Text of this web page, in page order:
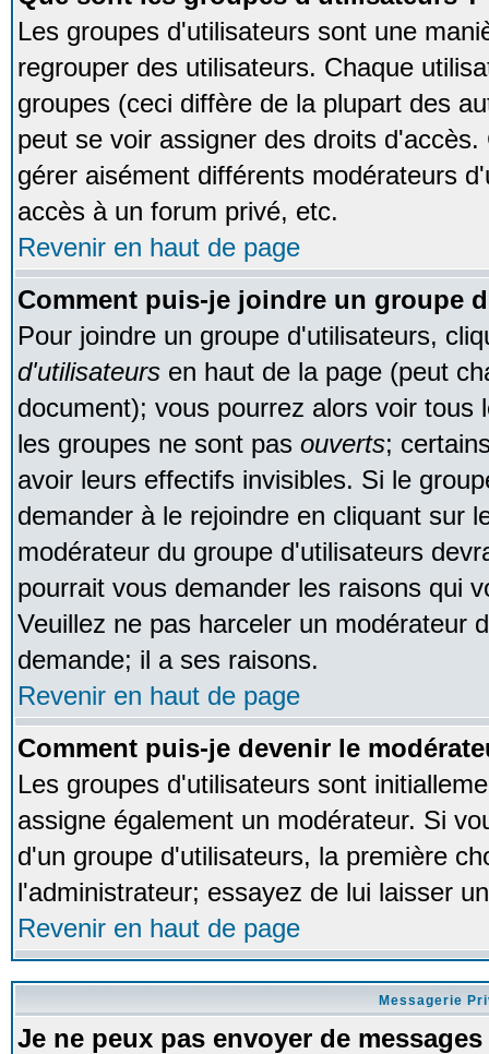
Les groupes d'utilisateurs sont une
regrouper des utilisateurs. Chaque
groupes (ceci diffère de la plupart des
peut se voir assigner des droits
gérer aisément différents modérateurs
accès à un forum privé, etc.
Revenir en haut de page
Comment puis-je joindre un groupe
Pour joindre un groupe d'utilisateurs,
d'utilisateurs en haut de la page (peut
document); vous pourrez alors voir tous
les groupes ne sont pas ouverts;
avoir leurs effectifs invisibles. Si le
demander à le rejoindre en cliquant sur
modérateur du groupe d'utilisateurs
pourrait vous demander les raisons qui
Veuillez ne pas harceler un modérateur
demande; il a ses raisons.
Revenir en haut de page
Comment puis-je devenir le
Les groupes d'utilisateurs sont
assigne également un modérateur. Si
d'un groupe d'utilisateurs, la première
l'administrateur; essayez de lui laisser
Revenir en haut de page
Messagerie
Je ne peux pas envoyer de